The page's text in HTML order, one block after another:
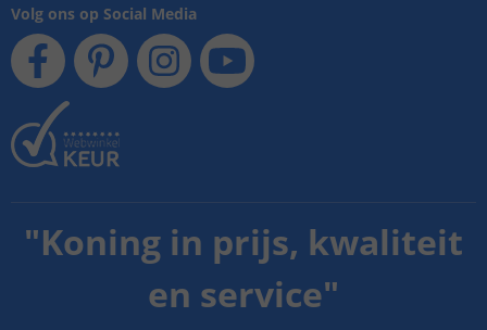
Volg ons op Social Media
"Koning in prijs, kwaliteit
en service"